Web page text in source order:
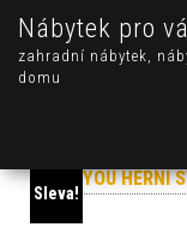
Nábytek pro
zahradní nábytek,
domu
Sleva!